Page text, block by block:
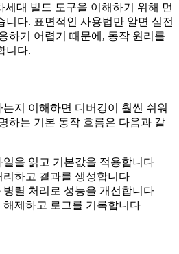
대 빌드 도구을 이해하기 위해 먼
니다. 표면적인 사용법만 알면 실전
하기 어렵기 때문에, 동작 원리를
니다.
지 이해하면 디버깅이 훨씬 쉬워
하는 기본 동작 흐름은 다음과 같
일을 읽고 기본값을 적용합니다
리하고 결과를 생성합니다
병렬 처리로 성능을 개선합니다
해제하고 로그를 기록합니다